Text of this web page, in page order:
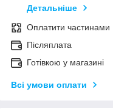
Детальніше
Оплатити частинами
Післяплата
Готівкою у магазині
Всі умови оплати